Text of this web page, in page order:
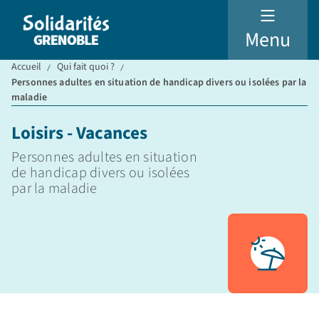
Menu
Accueil
Qui fait quoi ?
Personnes adultes en situation de handicap divers ou isolées par la
maladie
Loisirs - Vacances
Personnes adultes en situation
de handicap divers ou isolées
par la maladie